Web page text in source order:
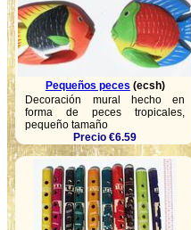
Pequeños peces (ecsh)
Decoración mural hecho en
forma de peces tropicales,
pequeño tamaño
Precio €6.59